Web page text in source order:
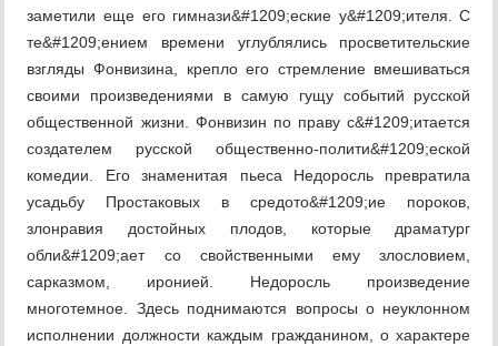
заметили еще его гимнази&#1209;еские у&#1209;ителя. С
те&#1209;ением времени углублялись просветительские
взгляды Фонвизина, крепло его стремление вмешиваться
своими произведениями в самую гущу событий русской
общественной жизни. Фонвизин по праву с&#1209;итается
создателем русской общественно-полити&#1209;еской
комедии. Его знаменитая пьеса Недоросль превратила
усадьбу Простаковых в средото&#1209;ие пороков,
злонравия достойных плодов, которые драматург
обли&#1209;ает со свойственными ему злословием,
сарказмом, иронией. Недоросль произведение
многотемное. Здесь поднимаются вопросы о неуклонном
исполнении должности каждым гражданином, о характере